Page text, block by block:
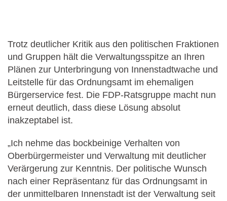
Trotz deutlicher Kritik aus den politischen Fraktionen
und Gruppen hält die Verwaltungsspitze an Ihren
Plänen zur Unterbringung von Innenstadtwache und
Leitstelle für das Ordnungsamt im ehemaligen
Bürgerservice fest. Die FDP-Ratsgruppe macht nun
erneut deutlich, dass diese Lösung absolut
inakzeptabel ist.
„Ich nehme das bockbeinige Verhalten von
Oberbürgermeister und Verwaltung mit deutlicher
Verärgerung zur Kenntnis. Der politische Wunsch
nach einer Repräsentanz für das Ordnungsamt in
der unmittelbaren Innenstadt ist der Verwaltung seit